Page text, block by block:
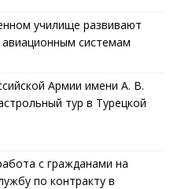
училище развивают
системам
Армии имени А. В.
тур в Турецкой
с гражданами на
по контракту в